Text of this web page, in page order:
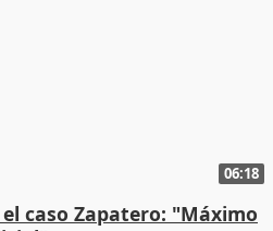
06:18
caso Zapatero: "Máximo